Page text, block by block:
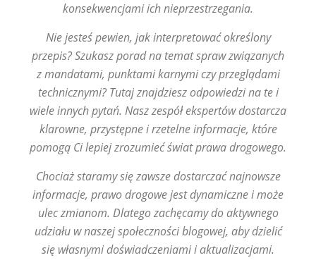
konsekwencjami ich nieprzestrzegania.
Nie jesteś pewien, jak interpretować określony
przepis? Szukasz porad na temat spraw związanych
z mandatami, punktami karnymi czy przeglądami
technicznymi? Tutaj znajdziesz odpowiedzi na te i
wiele innych pytań. Nasz zespół ekspertów dostarcza
klarowne, przystępne i rzetelne informacje, które
pomogą Ci lepiej zrozumieć świat prawa drogowego.
Chociaż staramy się zawsze dostarczać najnowsze
informacje, prawo drogowe jest dynamiczne i może
ulec zmianom. Dlatego zachęcamy do aktywnego
udziału w naszej społeczności blogowej, aby dzielić
się własnymi doświadczeniami i aktualizacjami.